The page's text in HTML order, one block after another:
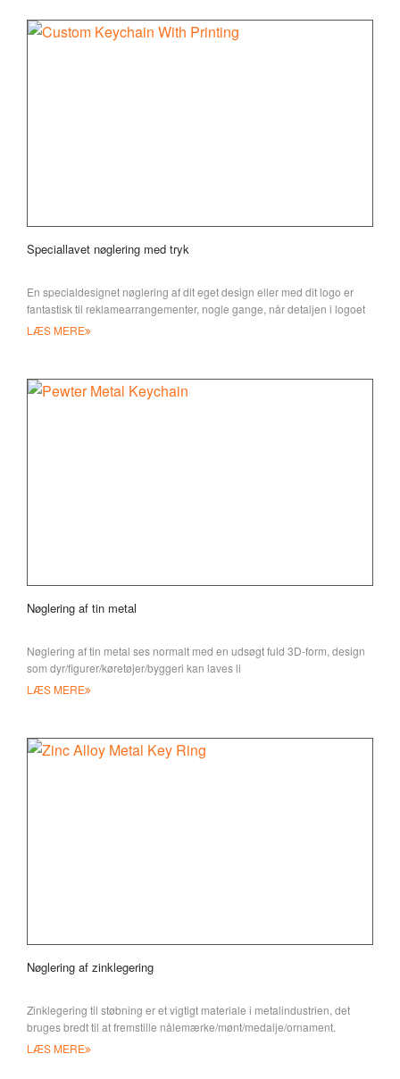
Speciallavet nøglering med tryk
En specialdesignet nøglering af dit eget design eller med dit logo er
fantastisk til reklamearrangementer, nogle gange, når detaljen i logoet
er for tynd t
LÆS MERE
Nøglering af tin metal
Nøglering af tin metal ses normalt med en udsøgt fuld 3D-form, design
som dyr/figurer/køretøjer/byggeri kan laves li
LÆS MERE
Nøglering af zinklegering
Zinklegering til støbning er et vigtigt materiale i metalindustrien, det
bruges bredt til at fremstille nålemærke/mønt/medalje/ornament.
LÆS MERE